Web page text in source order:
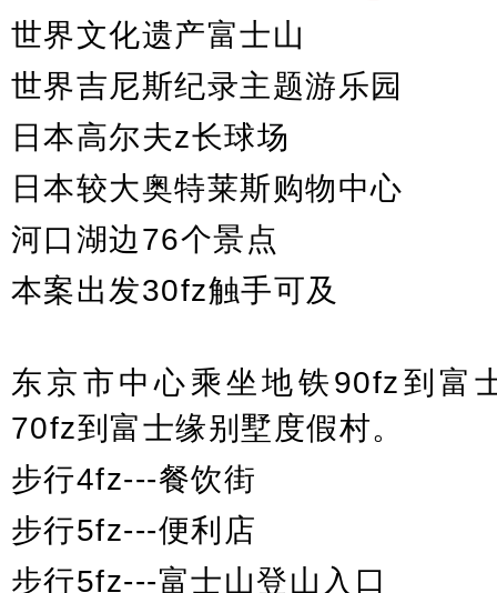
世界文化遗产富士山
世界吉尼斯纪录主题游乐园
日本高尔夫z长球场
日本较大奥特莱斯购物中心
河口湖边76个景点
本案出发30fz触手可及
东京市中心乘坐地铁90fz到富
70fz到富士缘别墅度假村。
步行4fz---餐饮街
步行5fz---便利店
步行5fz---富士山登山入口